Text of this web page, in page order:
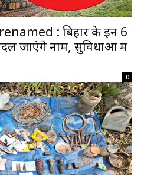
: बिहार के इन 6
जाएंगे नाम, सुविधाओं में
0